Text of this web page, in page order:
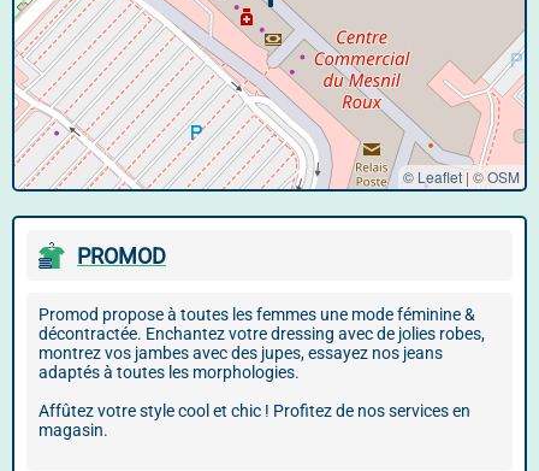
© Leaflet | ©OSM
PROMOD
Promod propose à toutes les femmes une mode féminine &
décontractée. Enchantez votre dressing avec de jolies robes,
montrez vos jambes avec des jupes, essayez nos jeans
adaptés à toutes les morphologies.
Affûtez votre style cool et chic ! Profitez de nos services en
magasin.